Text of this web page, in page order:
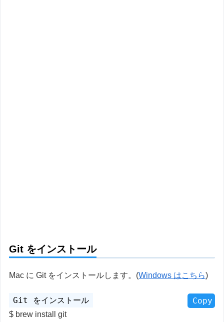
Git をインストール
Mac に Git をインストールします。(Windows はこちら)
Copy
brew install git